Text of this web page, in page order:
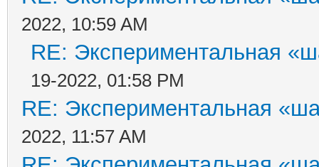
2022, 10:59 AM
RE: Экспериментальная
19-2022, 01:58 PM
RE: Экспериментальная
2022, 11:57 AM